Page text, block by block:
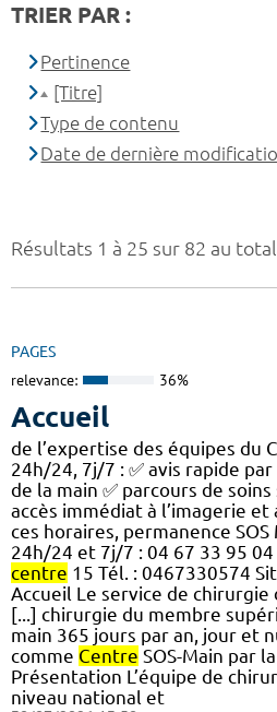
Résultats 1 à 25 sur 82 au total
PAGES
relevance: 36%
Accueil
de l’expertise des équipes du
24h/24, 7j/7 : ✅ avis rapide
de la main ✅ parcours de
accès immédiat à l’imagerie
ces horaires, permanence
24h/24 et 7j/7 : 04 67 33 95
centre 15 Tél. : 0467330574
Accueil Le service de
[...] chirurgie du membre
main 365 jours par an, jour et
comme Centre SOS-Main par
Présentation L’équipe de
niveau national et
TRIER PAR :
Pertinence
[Titre]
Type de contenu
Date de dernière